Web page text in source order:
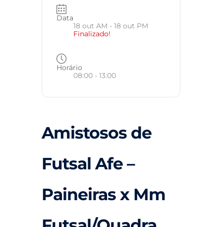
Data
18 out AM - 18 out PM
Finalizado!
Horário
08:00 - 13:00
Amistosos de
Futsal Afe –
Paineiras x Mm